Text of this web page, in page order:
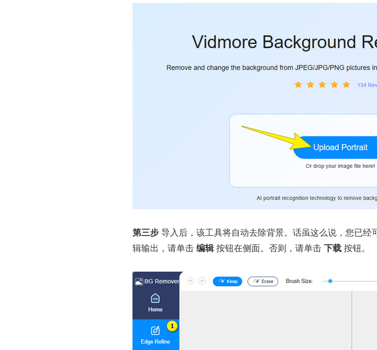
第三步 导入后，该工具将自动去除背景。话虽这么说，您已经
辑输出，请单击 编辑按钮在侧面。否则，请单击 下载 按钮。